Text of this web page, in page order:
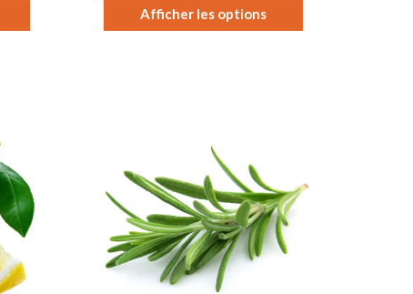
Afficher les options